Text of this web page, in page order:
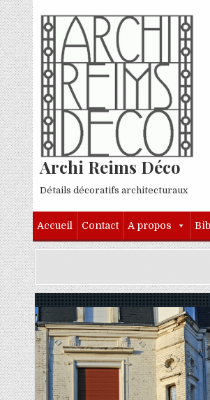
Skip to content
Archi Reims Déco
Détails décoratifs architecturaux
Accueil Contact A propos
Posted in